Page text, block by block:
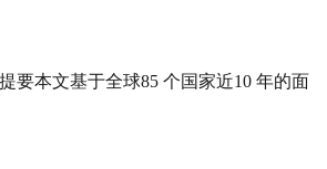
要本文基于全球85 个国家近10 年的面